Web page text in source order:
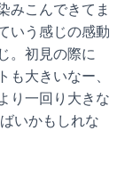
みこんできてま
いう感じの感動
。初見の際に
大きいなー、
り一回り大きな
いかもしれな